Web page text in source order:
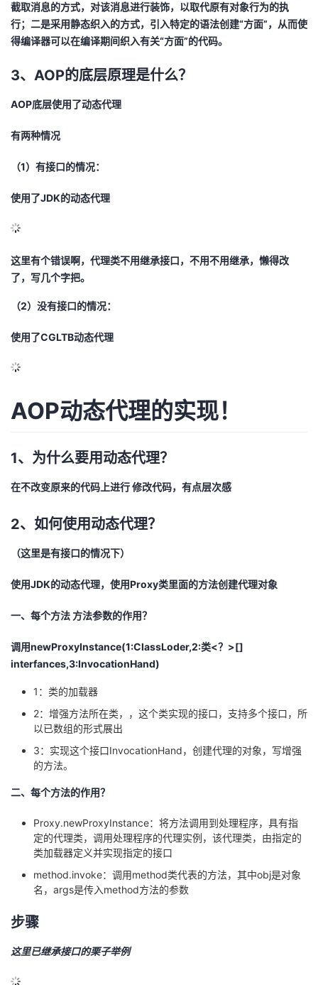
截取消息的方式，对该消息进行装饰，以取代原有对象行为的执
行；二是采用静态织入的方式，引入特定的语法创建“方面”，从而使
得编译器可以在编译期间织入有关“方面”的代码。
3、AOP的底层原理是什么？
AOP底层使用了动态代理
有两种情况
（1）有接口的情况：
使用了JDK的动态代理
这里有个错误啊，代理类不用继承接口，不用不用继承，懒得改
了，写几个字把。
（2）没有接口的情况：
使用了CGLTB动态代理
AOP动态代理的实现！
1、为什么要用动态代理？
在不改变原来的代码上进行 修改代码，有点层次感
2、如何使用动态代理？
（这里是有接口的情况下）
使用JDK的动态代理，使用Proxy类里面的方法创建代理对象
一、每个方法 方法参数的作用？
调用newProxyInstance(1:ClassLoder,2:类<？>[]
interfances,3:InvocationHand)
1：类的加载器
2：增强方法所在类，，这个类实现的接口，支持多个接口，所
以已数组的形式展出
3：实现这个接口InvocationHand，创建代理的对象，写增强
的方法。
二、每个方法的作用？
Proxy.newProxyInstance：将方法调用到处理程序，具有指
定的代理类，调用处理程序的代理实例，该代理类，由指定的
类加载器定义并实现指定的接口
method.invoke：调用method类代表的方法，其中obj是对象
名，args是传入method方法的参数
步骤
这里已继承接口的栗子举例